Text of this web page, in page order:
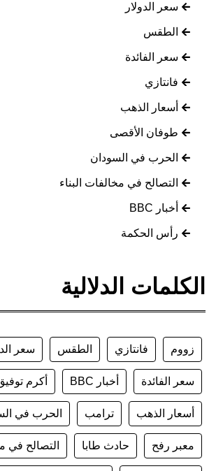
سعر الدولار
الطقس
سعر الفائدة
فانتازي
أسعار الذهب
طوفان الأقصى
الحرب في السودان
التصالح في مخالفات البناء
أخبار BBC
رأس الحكمة
الكلمات الدلالية
زووم فانتازي الطقس سعر
سعر الفائدة أخبار BBC أكرم
أسعار الذهب ترامب الحرب في
معبر رفح حادث طابا التصالح في